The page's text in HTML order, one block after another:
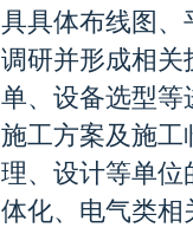
具具体布线图、
调研并形成相关
单、设备选型等
施工方案及施工
理、设计等单位
体化、电气类相